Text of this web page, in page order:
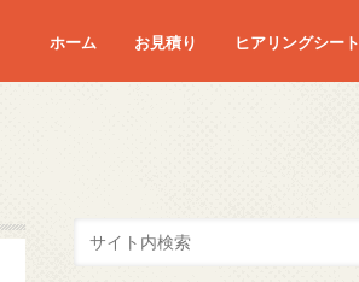
ホーム お見積り ヒアリングシート